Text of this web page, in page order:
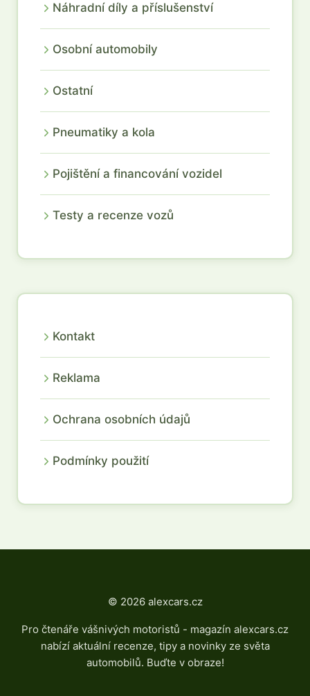
Náhradní díly a příslušenství
Osobní automobily
Ostatní
Pneumatiky a kola
Pojištění a financování vozidel
Testy a recenze vozů
Kontakt
Reklama
Ochrana osobních údajů
Podmínky použití
© 2026 alexcars.cz
Pro čtenáře vášnivých motoristů - magazín alexcars.cz
nabízí aktuální recenze, tipy a novinky ze světa
automobilů. Buďte v obraze!